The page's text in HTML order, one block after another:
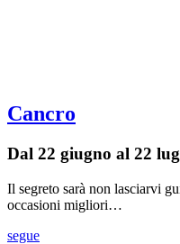
Cancro
Dal 22 giugno al 22
Il segreto sarà non lasciarvi
occasioni migliori…
segue